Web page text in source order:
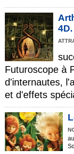
4D.
Futuroscope à
d'internautes,
et d'effets